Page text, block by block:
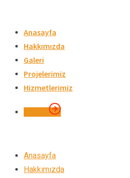
content
Anasayfa
Hakkımızda
Galeri
Projelerimiz
Hizmetlerimiz
Anasayfa
Hakkımızda